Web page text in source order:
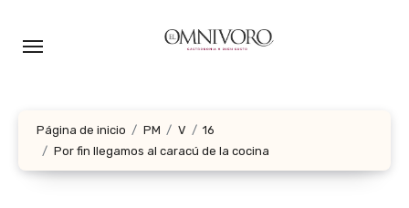
Página de inicio PM V
16
Por fin llegamos al caracú de la cocina